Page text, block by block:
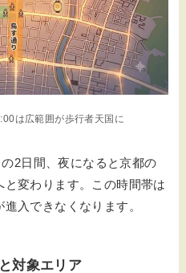
は広範囲が歩行者天国に
2日間、夜になると京都の
変わります。この時間帯は
入できなくなります。
対象エリア